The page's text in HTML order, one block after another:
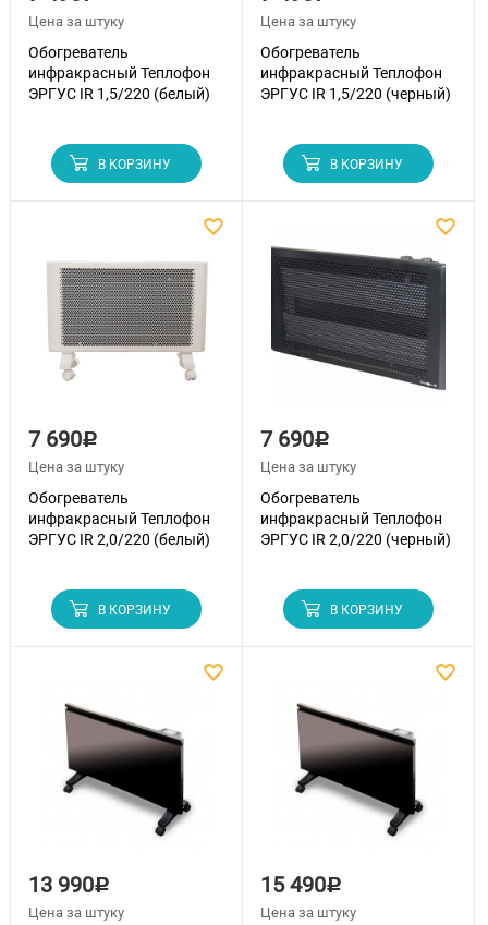
Цена за штуку
Обогреватель
инфракрасный Теплофон
ЭРГУС IR 1,5/220 (белый)
В КОРЗИНУ
Цена за штуку
Обогреватель
инфракрасный Теплофон
ЭРГУС IR 1,5/220 (черный)
В КОРЗИНУ
7 690Р
Цена за штуку
Обогреватель
инфракрасный Теплофон
ЭРГУС IR 2,0/220 (белый)
В КОРЗИНУ
7 690Р
Цена за штуку
Обогреватель
инфракрасный Теплофон
ЭРГУС IR 2,0/220 (черный)
В КОРЗИНУ
13 990Р
Цена за штуку
15 490Р
Цена за штуку